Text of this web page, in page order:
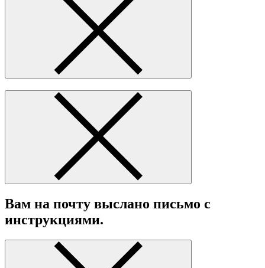
Вам на почту выслано письмо с
инструкциями.